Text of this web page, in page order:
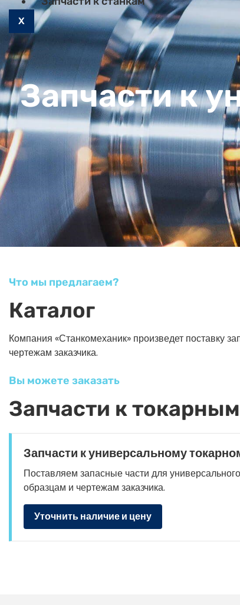
X
Запчасти к
Что мы предлагаем?
Каталог
Компания «Станкомеханик» произведет поставку
чертежам заказчика.
Вы можете заказать
Запчасти к
Запчасти к универсальному
Поставляем запасные части для
образцам и чертежам заказчика.
Уточнить наличие и цену